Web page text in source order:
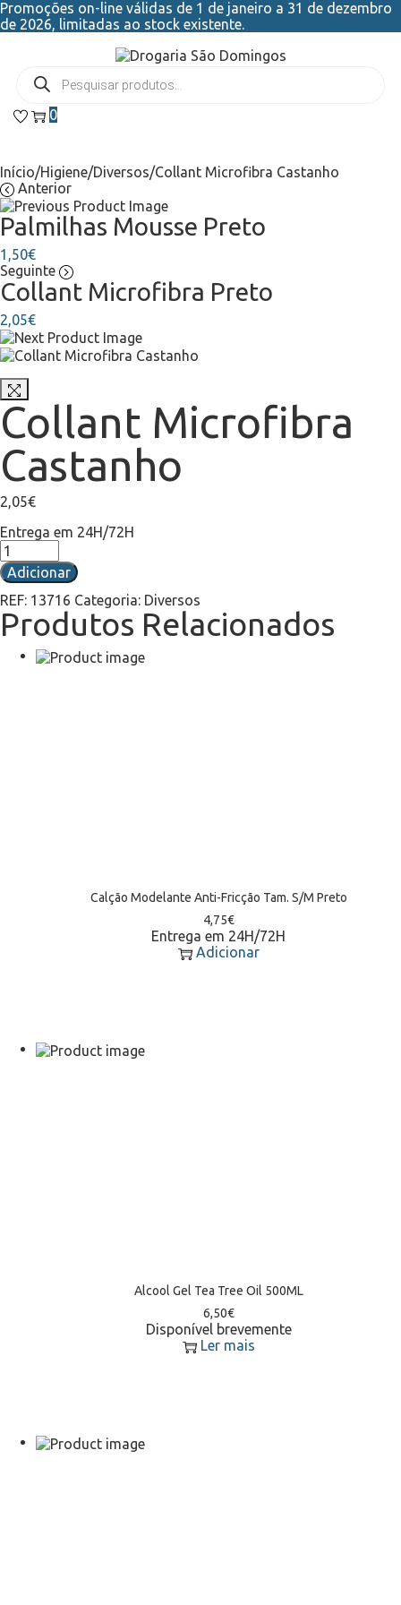
Promoções on-line válidas de 1 de janeiro a 31 de dezembro
de 2026, limitadas ao stock existente.
0
Início/Higiene/Diversos/Collant Microfibra Castanho
Anterior
Palmilhas Mousse Preto
1,50€
Seguinte
Collant Microfibra Preto
2,05€
Collant Microfibra
Castanho
2,05€
Entrega em 24H/72H
Adicionar
REF: 13716 Categoria: Diversos
Produtos Relacionados
Calção Modelante Anti-Fricção Tam. S/M Preto
4,75€
Entrega em 24H/72H
Adicionar
Alcool Gel Tea Tree Oil 500ML
6,50€
Disponível brevemente
Ler mais